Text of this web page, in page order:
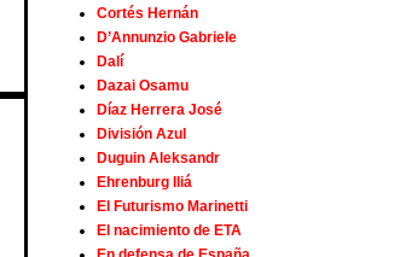
Cortés Hernán
D’Annunzio Gabriele
Dalí
Dazai Osamu
Díaz Herrera José
División Azul
Duguin Aleksandr
Ehrenburg Iliá
El Futurismo Marinetti
El nacimiento de ETA